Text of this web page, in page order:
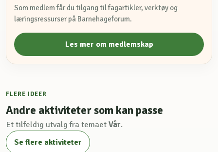
Som medlem får du tilgang til fagartikler, verktøy og
læringsressurser på Barnehageforum.
Les mer om medlemskap
FLERE IDEER
Andre aktiviteter som kan passe
Et tilfeldig utvalg fra temaet Vår.
Se flere aktiviteter